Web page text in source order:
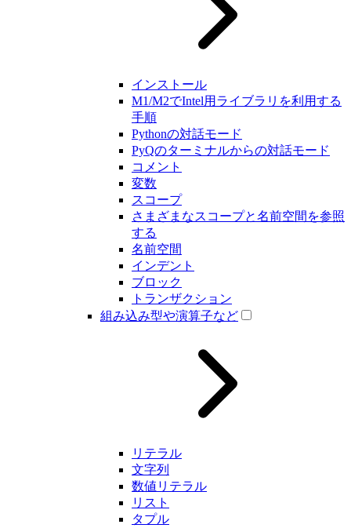
インストール
M1/M2でIntel用ライブラリを利用する
手順
Pythonの対話モード
PyQのターミナルからの対話モード
コメント
変数
スコープ
さまざまなスコープと名前空間を参照
する
名前空間
インデント
ブロック
トランザクション
組み込み型や演算子など
リテラル
文字列
数値リテラル
リスト
タプル